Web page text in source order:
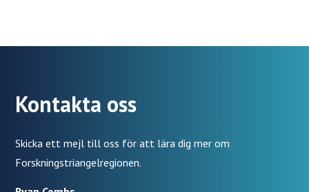
Kontakta oss
Skicka ett mejl till oss för att lära dig mer om
Forskningstriangelregionen.